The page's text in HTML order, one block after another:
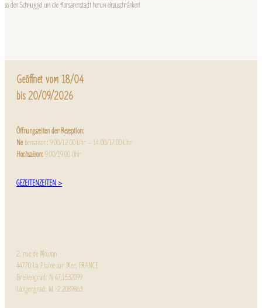
so den Schmuggel um die Korsarenstadt herum einzuschränken!
Geöffnet vom 18/04
bis 20/09/2026
Öffnungszeiten der Rezeption:
Ne bensaison:9.00/12.00 Uhr – 14.00/17.00 Uhr
Hochsaison:9.00/19.00 Uhr
GEZEITENZEITEN >
2, rue de Mouton
44770 La Plaine sur Mer, FRANCE
Breitengrad: N 47.1532099
Längengrad: W -2.2089863